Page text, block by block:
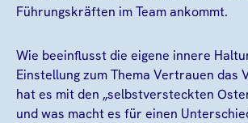
Führungskräften im Team ankommt.
Wie beeinflusst die eigene innere
Einstellung zum Thema Vertrauen das
hat es mit den „selbstversteckten
und was macht es für einen